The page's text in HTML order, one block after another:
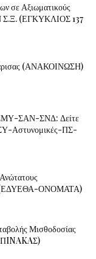
σε Αξιωματικούς
(ΕΓΚΥΚΛΙΟΣ 137
(ΑΝΑΚΟΙΝΩΣΗ)
ΣΑΝ-ΣΝΔ: Δείτε
Αστυνομικές-ΠΣ-
(ΕΔΥΕΘΑ-ΟΝΟΜΑΤΑ)
Μισθοδοσίας